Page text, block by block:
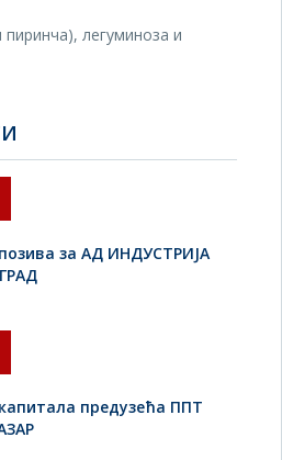
легуминоза и
за АД ИНДУСТРИЈА
предузећа ППТ